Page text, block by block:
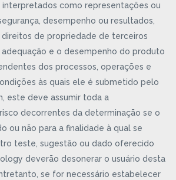
interpretados como representações ou
desempenho ou resultados,
direitos de propriedade de terceiros
e o desempenho do produto
dos processos, operações e
às quais ele é submetido pelo
este deve assumir toda a
decorrentes da determinação se o
ou não para a finalidade à qual se
teste, sugestão ou dado oferecido
deverão desonerar o usuário desta
se for necessário estabelecer